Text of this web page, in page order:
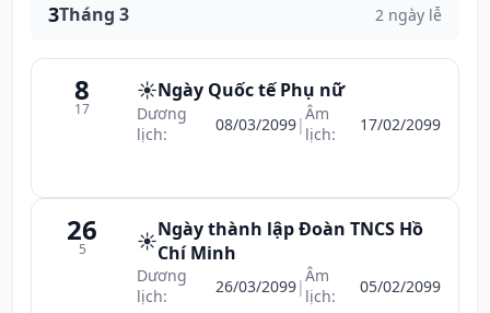
3Tháng 3 2 ngày lễ
8
17
☀️Ngày Quốc tế Phụ nữ
Dương
lịch:
08/03/2099|Âm
lịch:
17/02/2099
26
5 ☀️Ngày thành lập Đoàn TNCS Hồ
Chí Minh
Dương
lịch:
26/03/2099|Âm
lịch:
05/02/2099